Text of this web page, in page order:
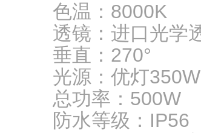
色温：8000K
透镜：进口光学
垂直：270°
光源：优灯350W
总功率：500W
防水等级：IP56